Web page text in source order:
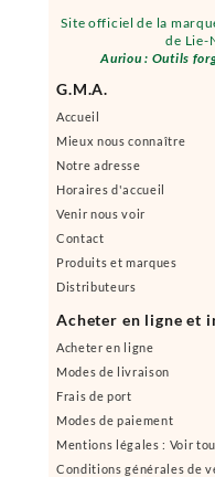
Site officiel de la
de Lie-
Auriou : Outils
G.M.A.
Accueil
Mieux nous connaître
Notre adresse
Horaires d'accueil
Venir nous voir
Contact
Produits et marques
Distributeurs
Acheter en ligne et
Acheter en ligne
Modes de livraison
Frais de port
Modes de paiement
Mentions légales : Voir
Conditions générales de